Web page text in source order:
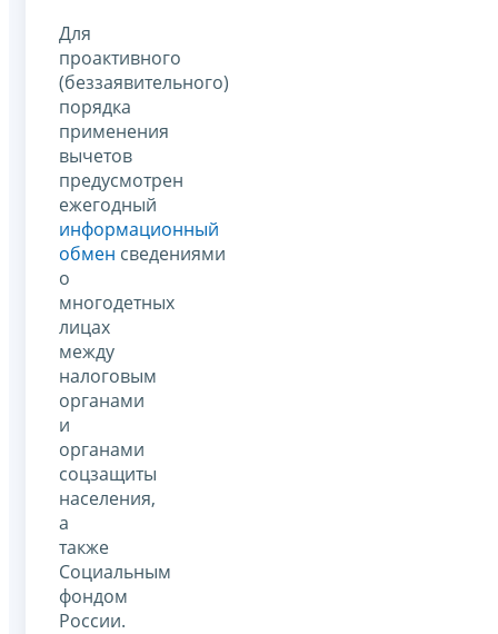
Для
проактивного
(беззаявительного)
порядка
применения
вычетов
предусмотрен
ежегодный
информационный
обмен сведениями
о
многодетных
лицах
между
налоговым
органами
и
органами
соцзащиты
населения,
а
также
Социальным
фондом
России.